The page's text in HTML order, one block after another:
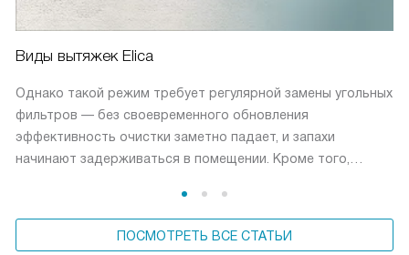
Виды вытяжек Elica
Однако такой режим требует регулярной замены угольных
фильтров — без своевременного обновления
эффективность очистки заметно падает, и запахи
начинают задерживаться в помещении. Кроме того,
этого в воздухе остается повышенная влажность, что
может привести к образованию налета на мебели
ПОСМОТРЕТЬ ВСЕ СТАТЬИ